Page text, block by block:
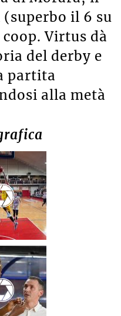
il 6 su
Virtus dà
del derby e
partita
alla metà